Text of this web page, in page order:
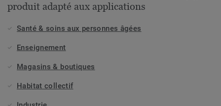
produit adapté aux applications
Santé & soins aux personnes âgées
Enseignement
Magasins & boutiques
Habitat collectif